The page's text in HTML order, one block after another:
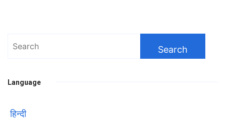
Search
Language
हिन्दी